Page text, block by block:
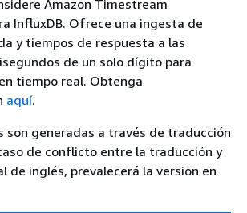
Amazon Timestream
InfluxDB. Ofrece una ingesta de
y tiempos de respuesta a las
de un solo dígito para
tiempo real. Obtenga
aquí.
son generadas a través de traducción
de conflicto entre la traducción y
de inglés, prevalecerá la version en